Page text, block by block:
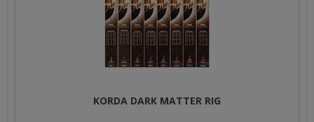
KORDA DARK MATTER RIG